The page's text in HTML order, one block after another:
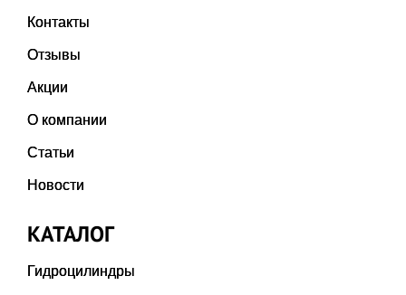
Контакты
Отзывы
Акции
О компании
Статьи
Новости
КАТАЛОГ
Гидроцилиндры